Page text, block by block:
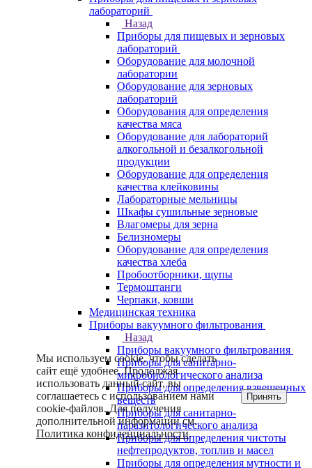
лабораторий
Назад
Приборы для пищевых и зерновых
лабораторий
Оборудование для молочной
лаборатории
Оборудование для зерновых
лабораторий
Оборудования для определения
качества мяса
Оборудование для лабораторий
алкогольной и безалкогольной
продукции
Оборудование для определения
качества клейковины
Лабораторные мельницы
Шкафы сушильные зерновые
Влагомеры для зерна
Белизномеры
Оборудование для определения
качества хлеба
Пробоотборники, щупы
Термоштанги
Черпаки, ковши
Медицинская техника
Приборы вакуумного фильтрования
Назад
Приборы вакуумного фильтрования
Приборы для санитарно-
микробиологического анализа
Приборы для определения взвешенных
веществ
Приборы для санитарно-
паразитологического анализа
Приборы для определения чистоты
нефтепродуктов, топлив и масел
Приборы для определения мутности и
Мы используем cookie, чтобы сделать
сайт ещё удобнее. Продолжая
использовать данный сайт, вы
соглашаетесь с использованием нами
cookie-файлов. Для получения
дополнительной информации см.
Политика конфиденциальности.
Принять